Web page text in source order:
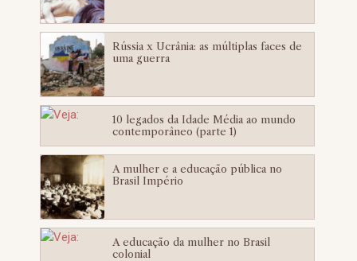
Rússia x Ucrânia: as múltiplas faces de
uma guerra
10 legados da Idade Média ao mundo
contemporâneo (parte 1)
A mulher e a educação pública no
Brasil Império
A educação da mulher no Brasil
colonial